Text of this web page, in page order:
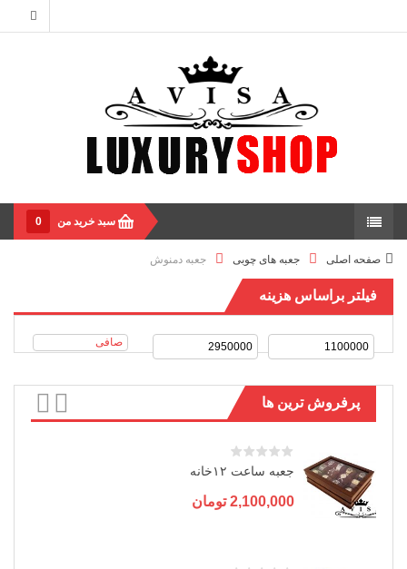
سبد خرید من 0
صفحه اصلی جعبه های چوبی جعبه دمنوش
فیلتر براساس هزینه
صافی
پرفروش ترین ها
جعبه ساعت ۱۲خانه
2,100,000 تومان